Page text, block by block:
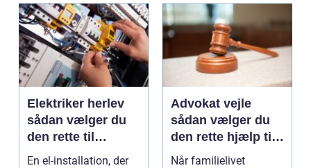
Elektriker herlev
sådan vælger du
den rette til
opgaven
En el-installation, der
Advokat vejle
sådan vælger du
den rette hjælp til
familien
Når familielivet